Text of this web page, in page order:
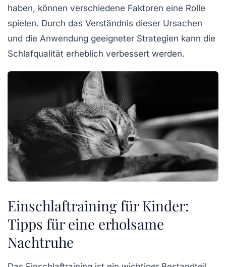
haben, können verschiedene Faktoren eine Rolle
spielen. Durch das Verständnis dieser Ursachen
und die Anwendung geeigneter Strategien kann die
Schlafqualität erheblich verbessert werden.
Einschlaftraining für Kinder:
Tipps für eine erholsame
Nachtruhe